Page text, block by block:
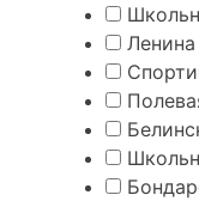
Ленина